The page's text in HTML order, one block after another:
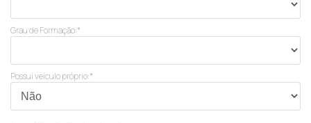
Grau de Formação:*
Possuí veículo próprio:*